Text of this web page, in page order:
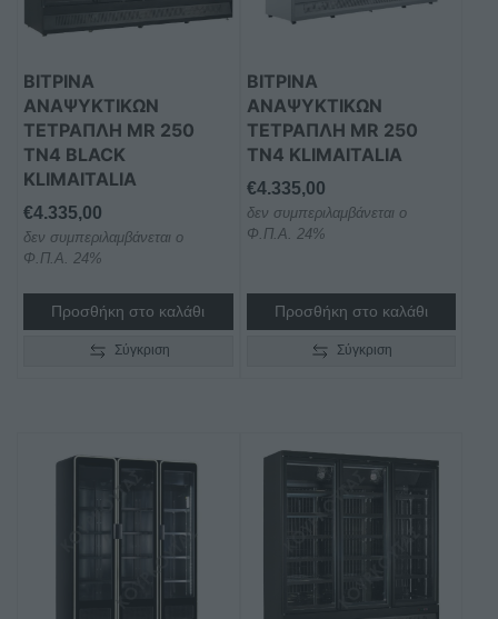
ΒΙΤΡΙΝΑ
ΑΝΑΨΥΚΤΙΚΩΝ
ΤΕΤΡΑΠΛΗ MR 250
TN4 BLACK
KLIMAITALIA
€4.335,00
δεν συμπεριλαμβάνεται ο
Φ.Π.Α. 24%
Προσθήκη στο καλάθι
Σύγκριση
ΒΙΤΡΙΝΑ
ΑΝΑΨΥΚΤΙΚΩΝ
ΤΕΤΡΑΠΛΗ MR 250
TN4 KLIMAITALIA
€4.335,00
δεν συμπεριλαμβάνεται ο
Φ.Π.Α. 24%
Προσθήκη στο καλάθι
Σύγκριση